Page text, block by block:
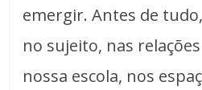
emergir. Antes de
no sujeito, nas
nossa escola, nos